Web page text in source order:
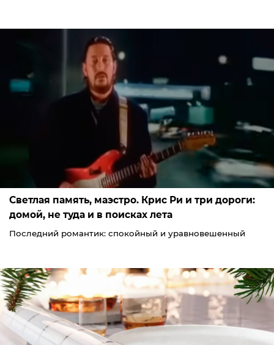
Светлая память, маэстро. Крис Ри и три дороги:
домой, не туда и в поисках лета
Последний романтик: спокойный и уравновешенный